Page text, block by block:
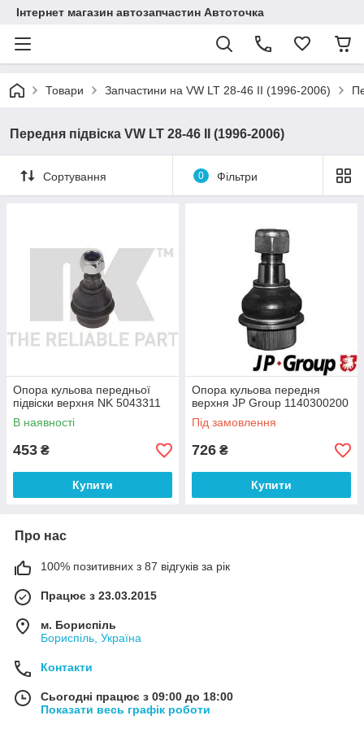
Інтернет магазин автозапчастин Автоточка
Товари Запчастини на VW LT 28-46 II (1996-2006)
Передня підвіска VW LT 28-46 II (1996-2006)
Сортування 0 Фільтри
Опора кульова передньої
підвіски верхня NK 5043311
В наявності
453 ₴
Купити
Опора кульова передня
верхня JP Group 1140300200
Під замовлення
726 ₴
Купити
Про нас
100% позитивних з 87 відгуків за рік
Працює з 23.03.2015
м. Бориспіль
Бориспіль, Україна
Контакти
Сьогодні працює з 09:00 до 18:00
Показати весь графік роботи